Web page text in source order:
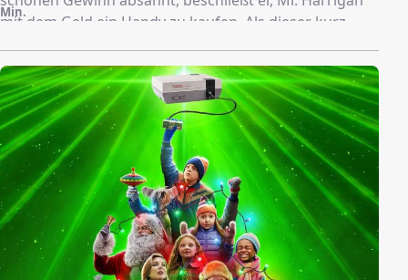
mit dem Geld ein Handy zu kaufen. Als dieser kurz
Begräbnis in die Tasche – und wundert sich, als er
wenig später eine Nachricht von dem Verstorbenen
bekommt.
Min.